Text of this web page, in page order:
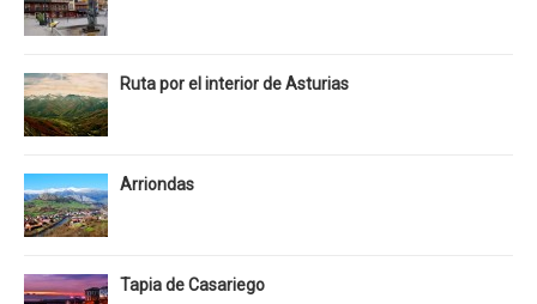
Ruta por el interior de Asturias
Arriondas
Tapia de Casariego